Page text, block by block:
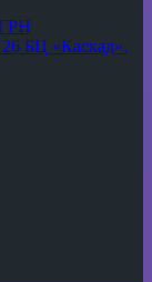
26 БЦ «Каскад».